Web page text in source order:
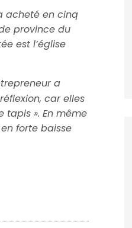
acheté en cinq
province du
est l’église
a
car elles
tapis ». En même
forte baisse